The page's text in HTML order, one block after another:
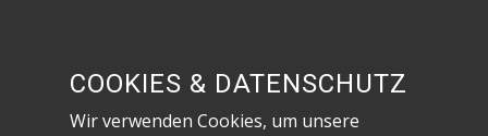
COOKIES & DATENSCHUTZ
Wir verwenden Cookies, um unsere